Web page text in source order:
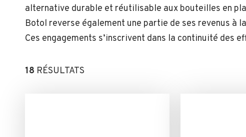
alternative durable et réutilisable aux bouteilles en
Botol reverse également une partie de ses revenus à
Ces engagements s’inscrivent dans la continuité des
18 RÉSULTATS